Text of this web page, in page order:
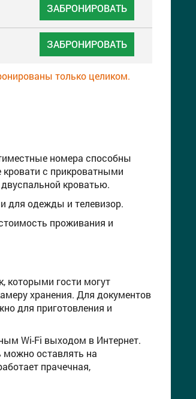
ЗАБРОНИРОВАТЬ
ЗАБРОНИРОВАТЬ
только целиком.
номера способны
с прикроватными
кроватью.
для одежды и телевизор.
проживания и
которыми гости могут
хранения. Для документов
для приготовления и
Wi-Fi выходом в Интернет.
можно оставлять на
прачечная,